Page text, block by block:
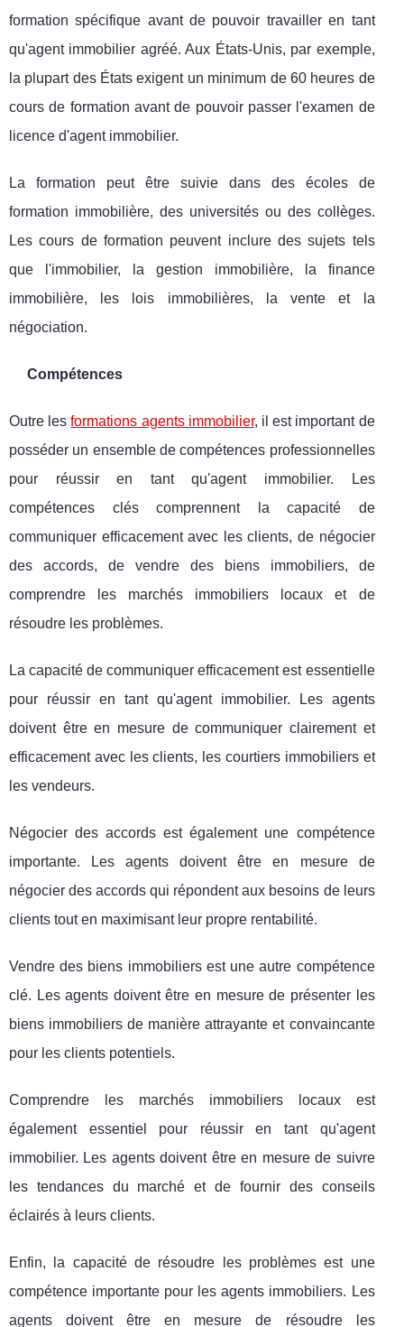
formation spécifique avant de pouvoir travailler en tant
qu'agent immobilier agréé. Aux États-Unis, par exemple,
la plupart des États exigent un minimum de 60 heures de
cours de formation avant de pouvoir passer l'examen de
licence d'agent immobilier.
La formation peut être suivie dans des écoles de
formation immobilière, des universités ou des collèges.
Les cours de formation peuvent inclure des sujets tels
que l'immobilier, la gestion immobilière, la finance
immobilière, les lois immobilières, la vente et la
négociation.
Compétences
Outre lesformations agents immobilier, il est important de
posséder un ensemble de compétences professionnelles
pour réussir en tant qu'agent immobilier. Les
compétences clés comprennent la capacité de
communiquer efficacement avec les clients, de négocier
des accords, de vendre des biens immobiliers, de
comprendre les marchés immobiliers locaux et de
résoudre les problèmes.
La capacité de communiquer efficacement est essentielle
pour réussir en tant qu'agent immobilier. Les agents
doivent être en mesure de communiquer clairement et
efficacement avec les clients, les courtiers immobiliers et
les vendeurs.
Négocier des accords est également une compétence
importante. Les agents doivent être en mesure de
négocier des accords qui répondent aux besoins de leurs
clients tout en maximisant leur propre rentabilité.
Vendre des biens immobiliers est une autre compétence
clé. Les agents doivent être en mesure de présenter les
biens immobiliers de manière attrayante et convaincante
pour les clients potentiels.
Comprendre les marchés immobiliers locaux est
également essentiel pour réussir en tant qu'agent
immobilier. Les agents doivent être en mesure de suivre
les tendances du marché et de fournir des conseils
éclairés à leurs clients.
Enfin, la capacité de résoudre les problèmes est une
compétence importante pour les agents immobiliers. Les
agents doivent être en mesure de résoudre les